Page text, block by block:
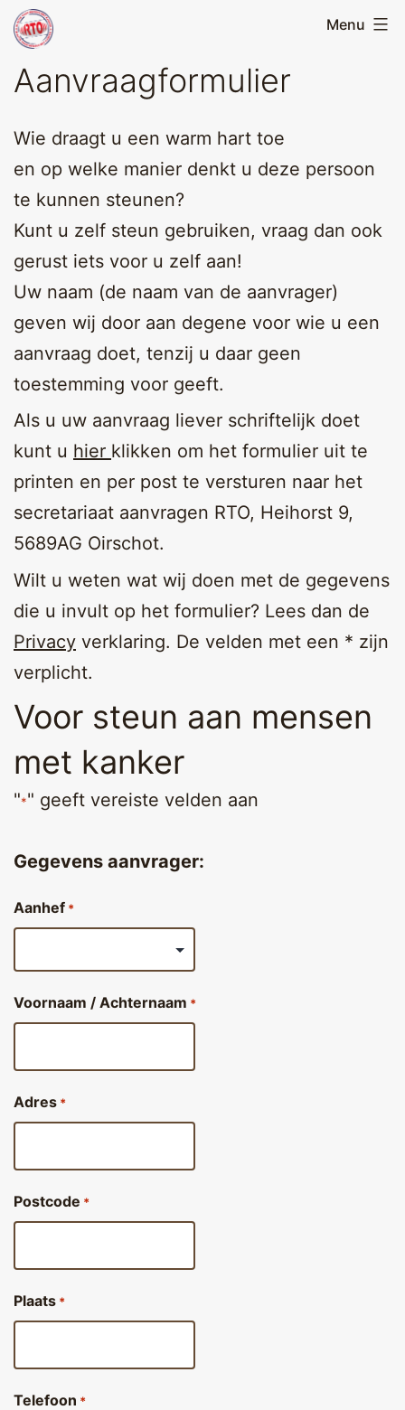
Skip
to
content
Running
Team
Oirschot
Menu
Aanvraagformulier
Wie draagt u een warm hart toe
en op welke manier denkt u deze persoon
te kunnen steunen?
Kunt u zelf steun gebruiken, vraag dan ook
gerust iets voor u zelf aan!
Uw naam (de naam van de aanvrager)
geven wij door aan degene voor wie u een
aanvraag doet, tenzij u daar geen
toestemming voor geeft.
Als u uw aanvraag liever schriftelijk doet
kunt u hier klikken om het formulier uit te
printen en per post te versturen naar het
secretariaat aanvragen RTO, Heihorst 9,
5689AG Oirschot.
Wilt u weten wat wij doen met de gegevens
die u invult op het formulier? Lees dan de
Privacy verklaring. De velden met een * zijn
verplicht.
Voor steun aan mensen
met kanker
"*" geeft vereiste velden aan
Gegevens aanvrager:
Aanhef *
Voornaam / Achternaam *
Adres *
Postcode *
Plaats *
Telefoon *